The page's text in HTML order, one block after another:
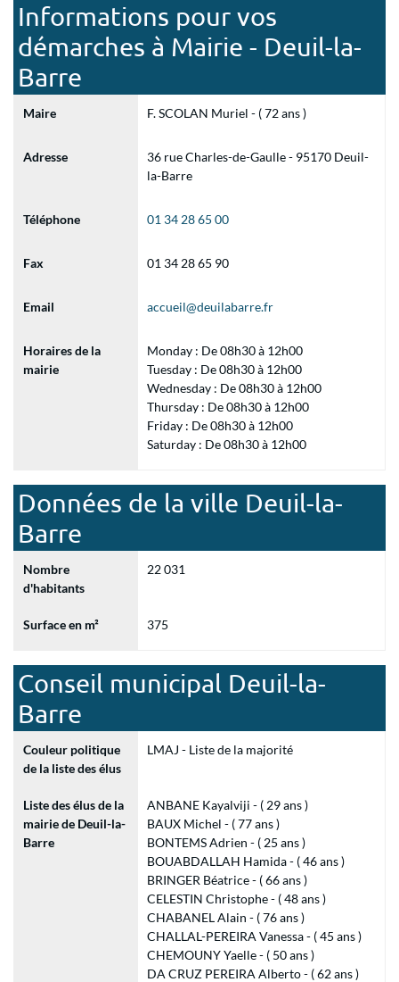
Informations pour vos
démarches à Mairie - Deuil-la-
Barre
Maire F. SCOLAN Muriel - ( 72 ans )
Adresse
36 rue Charles-de-Gaulle - 95170 Deuil-
la-Barre
Téléphone 01 34 28 65 00
Fax 01 34 28 65 90
Email accueil@deuilabarre.fr
Horaires de la
mairie
Monday : De 08h30 à 12h00
Tuesday : De 08h30 à 12h00
Wednesday : De 08h30 à 12h00
Thursday : De 08h30 à 12h00
Friday : De 08h30 à 12h00
Saturday : De 08h30 à 12h00
Données de la ville Deuil-la-
Barre
Nombre
d'habitants
22 031
Surface en m² 375
Conseil municipal Deuil-la-
Barre
Couleur politique
de la liste des élus
LMAJ - Liste de la majorité
Liste des élus de la
mairie de Deuil-la-
Barre
ANBANE Kayalviji - ( 29 ans )
BAUX Michel - ( 77 ans )
BONTEMS Adrien - ( 25 ans )
BOUABDALLAH Hamida - ( 46 ans )
BRINGER Béatrice - ( 66 ans )
CELESTIN Christophe - ( 48 ans )
CHABANEL Alain - ( 76 ans )
CHALLAL-PEREIRA Vanessa - ( 45 ans )
CHEMOUNY Yaelle - ( 50 ans )
DA CRUZ PEREIRA Alberto - ( 62 ans )